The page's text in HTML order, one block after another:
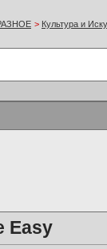
> Культура и
Easy